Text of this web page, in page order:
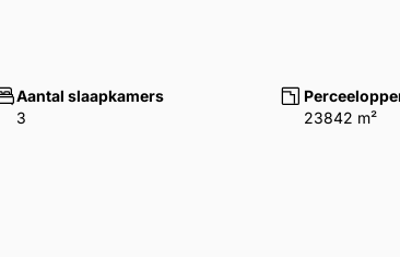
Aantal slaapkamers
3
23842 m²